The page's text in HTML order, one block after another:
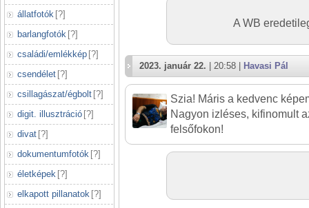
állatfotók [?]
barlangfotók [?]
családi/emlékkép [?]
csendélet [?]
csillagászat/égbolt [?]
digit. illusztráció [?]
divat [?]
dokumentumfotók [?]
életképek [?]
elkapott pillanatok [?]
A WB
2023. január 22. | 20:58 | Havasi Pál
Szia! Máris a kedvenc
Nagyon izléses, kifinomult
felsőfokon!